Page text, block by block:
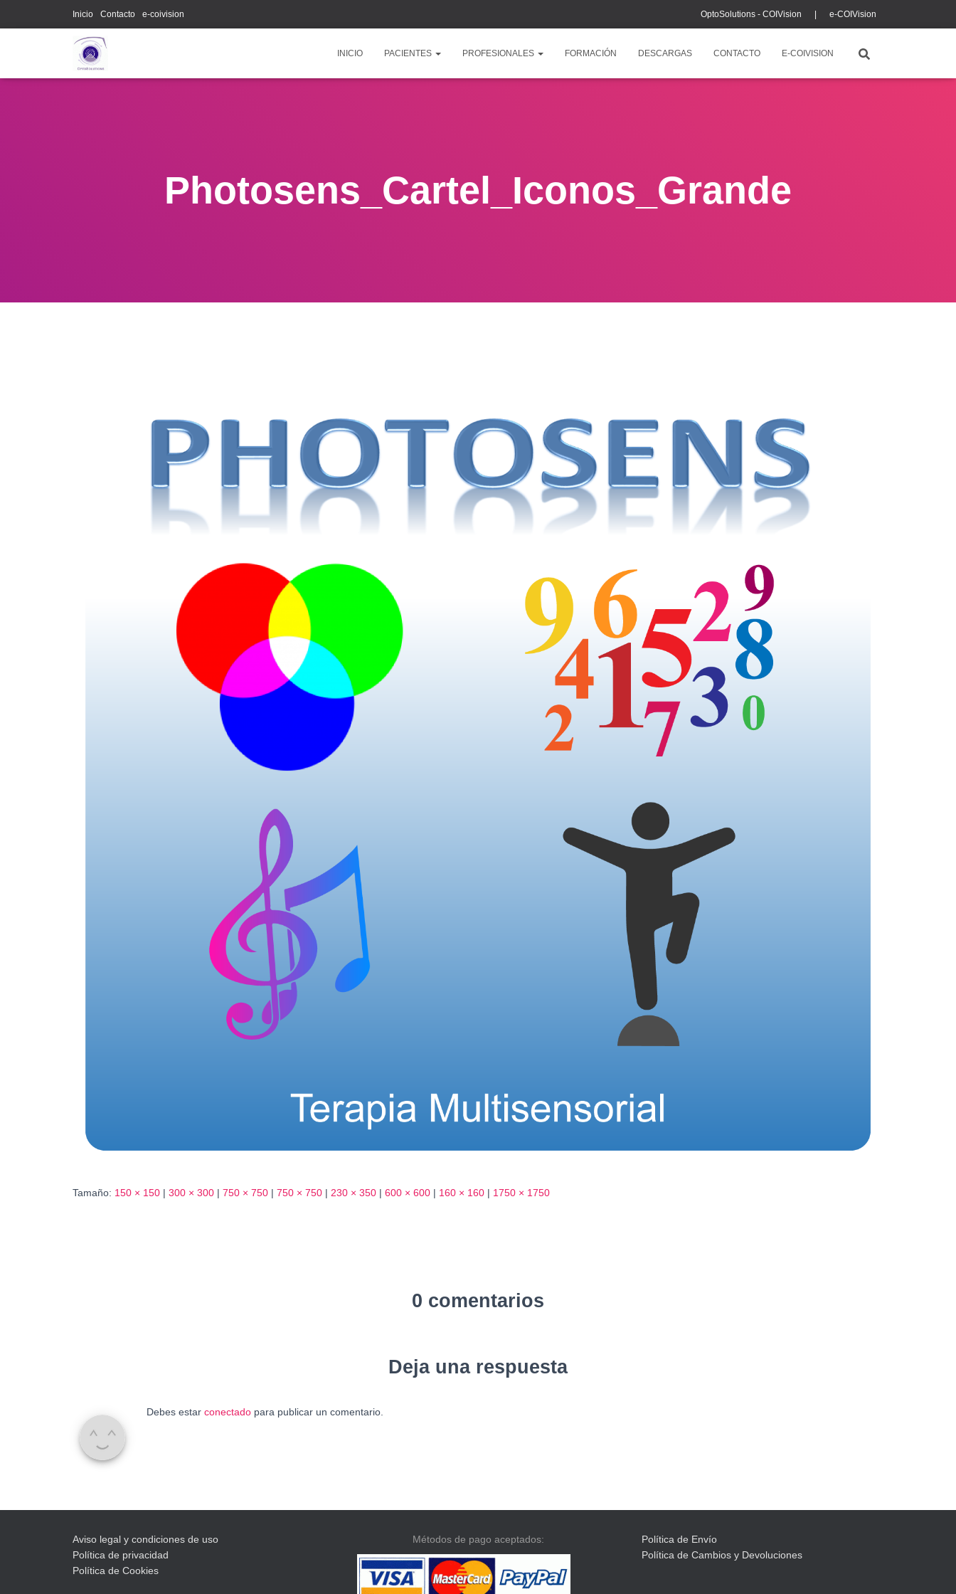
OptoSolutions - COIVision | e-COIVision
Inicio Contacto e-coivision
INICIO PACIENTES PROFESIONALES FORMACIÓN DESCARGAS CONTACTO E-COIVISION
Photosens_Cartel_Iconos_Grande
Tamaño: 150 × 150 | 300 × 300 | 750 × 750 | 750 × 750 | 230 × 350 | 600 × 600 | 160 × 160 | 1750 × 1750
0 comentarios
Deja una respuesta
Debes estar conectado para publicar un comentario.
Aviso legal y condiciones de uso
Política de privacidad
Política de Cookies
Métodos de pago aceptados:
Política de Envío
Política de Cambios y Devoluciones